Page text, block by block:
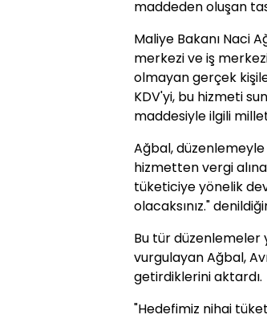
maddeden oluşan
Maliye Bakanı Naci
merkezi ve iş
olmayan gerçek
KDV'yi, bu hizmeti
maddesiyle ilgili
Ağbal, düzenlemeyle
hizmetten vergi
tüketiciye yönelik
olacaksınız."
Bu tür düzenlemeler
vurgulayan Ağbal,
getirdiklerini aktardı.
"Hedefimiz nihai